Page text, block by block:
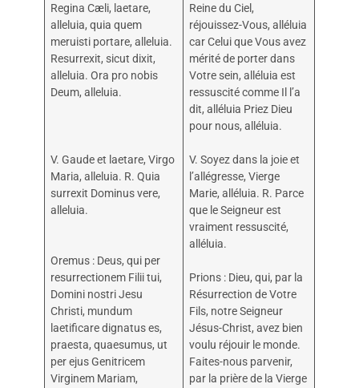
Regina Cæli, laetare,
alleluia, quia quem
meruisti portare, alleluia.
Resurrexit, sicut dixit,
alleluia. Ora pro nobis
Deum, alleluia.
V. Gaude et laetare, Virgo
Maria, alleluia. R. Quia
surrexit Dominus vere,
alleluia.
Oremus : Deus, qui per
resurrectionem Filii tui,
Domini nostri Jesu
Christi, mundum
laetificare dignatus es,
praesta, quaesumus, ut
per ejus Genitricem
Virginem Mariam,
Reine du Ciel,
réjouissez-Vous, alléluia
car Celui que Vous avez
mérité de porter dans
Votre sein, alléluia est
ressuscité comme Il l’a
dit, alléluia Priez Dieu
pour nous, alléluia.
V. Soyez dans la joie et
l’allégresse, Vierge
Marie, alléluia. R. Parce
que le Seigneur est
vraiment ressuscité,
alléluia.
Prions : Dieu, qui, par la
Résurrection de Votre
Fils, notre Seigneur
Jésus-Christ, avez bien
voulu réjouir le monde.
Faites-nous parvenir,
par la prière de la Vierge